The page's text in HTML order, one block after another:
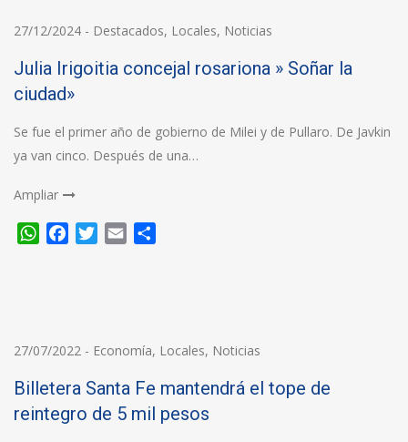
27/12/2024 - Destacados, Locales, Noticias
Julia Irigoitia concejal rosariona » Soñar la
ciudad»
Se fue el primer año de gobierno de Milei y de Pullaro. De Javkin
ya van cinco. Después de una…
Ampliar
WhatsApp
FacebookTwitter
Email
27/07/2022 - Economía, Locales, Noticias
Billetera Santa Fe mantendrá el tope de
reintegro de 5 mil pesos